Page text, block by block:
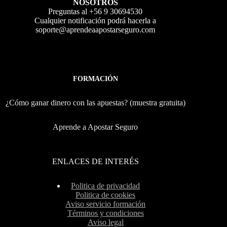
NOSOTROS
Preguntas al +56 9 30694530
Cualquier notificación podrá hacerla a
soporte@aprendeaapostarseguro.com
FORMACIÓN
¿Cómo ganar dinero con las apuestas? (muestra gratuita)
Aprende a Apostar Seguro
ENLACES DE INTERÉS
Politica de privacidad
Politica de cookies
Aviso servicio formación
Términos y condiciones
Aviso legal